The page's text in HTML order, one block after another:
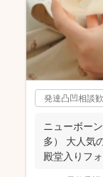
発達凸凹相談
ニューボー
多） 大人気
殿堂入りフ